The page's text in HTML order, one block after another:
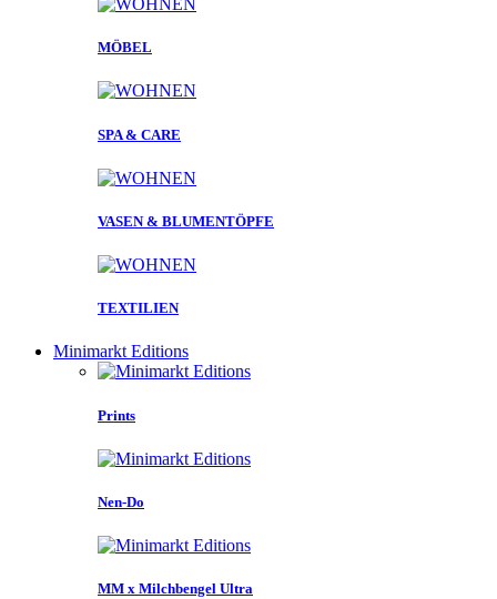
MÖBEL
SPA & CARE
VASEN & BLUMENTÖPFE
TEXTILIEN
Minimarkt Editions
Prints
Nen-Do
MM x Milchbengel Ultra